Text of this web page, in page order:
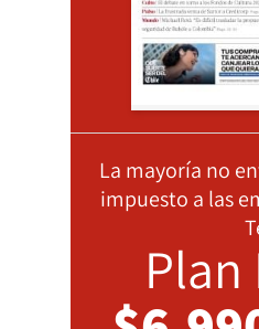
La mayoría no
impuesto a las